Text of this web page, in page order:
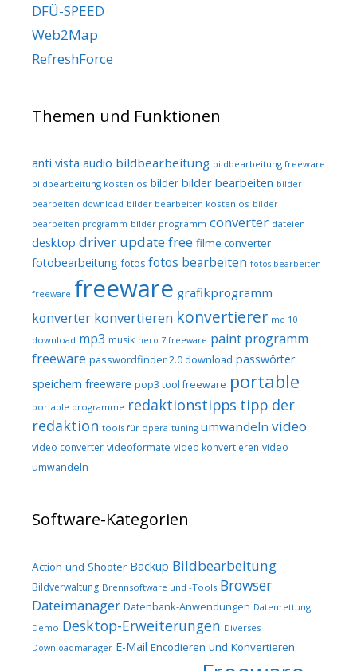
DFÜ-SPEED
Web2Map
RefreshForce
Themen und Funktionen
anti vista audio bildbearbeitung bildbearbeitung freeware
bildbearbeitung kostenlos bilder bilder bearbeiten bilder
bearbeiten download bilder bearbeiten kostenlos bilder
bearbeiten programm bilder programm converter dateien
desktop driver update free filme converter
fotobearbeitung fotos fotos bearbeiten fotos bearbeiten
freeware freeware grafikprogramm
konverter konvertieren konvertierer me 10
download mp3 musik nero 7 freeware paint programm
freeware passwordfinder 2.0 download passwörter
speichern freeware pop3 tool freeware portable
portable programme redaktionstipps tipp der
redaktion tools für opera tuning umwandeln video
video converter videoformate video konvertieren video
umwandeln
Software-Kategorien
Action und Shooter Backup Bildbearbeitung
Bildverwaltung Brennsoftware und -Tools Browser
Dateimanager Datenbank-Anwendungen Datenrettung
Demo Desktop-Erweiterungen Diverses
Downloadmanager E-Mail Encodieren und Konvertieren